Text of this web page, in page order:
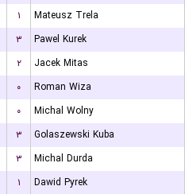
۱
Mateusz Trela
۳
Pawel Kurek
۲
Jacek Mitas
۰
Roman Wiza
۰
Michal Wolny
۳
Golaszewski Kuba
۳
Michal Durda
۱
Dawid Pyrek